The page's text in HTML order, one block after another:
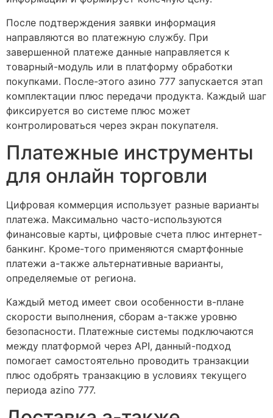
После подтверждения заявки информация
направляются во платежную службу. При
завершенной платеже данные направляется к
товарный-модуль или в платформу обработки
покупками. После-этого азино 777 запускается этап
комплектации плюс передачи продукта. Каждый шаг
фиксируется во системе плюс может
контролироваться через экран покупателя.
Платежные инструменты
для онлайн торговли
Цифровая коммерция использует разные варианты
платежа. Максимально часто-используются
финансовые карты, цифровые счета плюс интернет-
банкинг. Кроме-того применяются смартфонные
платежи а-также альтернативные варианты,
определяемые от региона.
Каждый метод имеет свои особенности в-плане
скорости выполнения, сборам а-также уровню
безопасности. Платежные системы подключаются
между платформой через API, данный-подход
помогает самостоятельно проводить транзакции
плюс одобрять транзакцию в условиях текущего
периода azino 777.